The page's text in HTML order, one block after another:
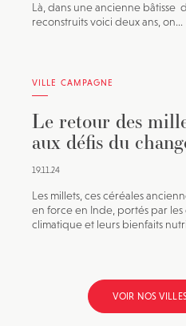
Là, dans une ancienne bâtisse
reconstruits voici deux ans, on...
VILLE CAMPAGNE
Le retour des
aux défis du
19.11.24
Les millets, ces céréales
en force en Inde, portés par
climatique et leurs bienfaits
VOIR NOS